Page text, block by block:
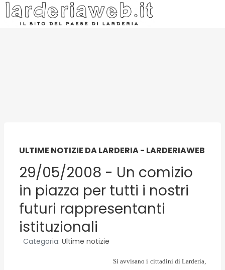
ULTIME NOTIZIE DA LARDERIA - LARDERIAWEB
29/05/2008 - Un comizio
in piazza per tutti i nostri
futuri rappresentanti
istituzionali
Categoria: Ultime notizie
Si avvisano i cittadini di Larderia,